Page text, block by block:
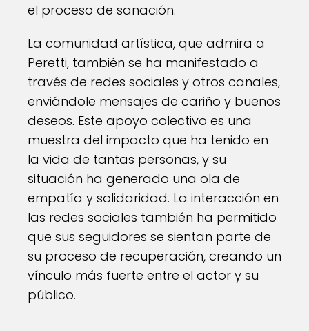
el proceso de sanación.
La comunidad artística, que admira a
Peretti, también se ha manifestado a
través de redes sociales y otros canales,
enviándole mensajes de cariño y buenos
deseos. Este apoyo colectivo es una
muestra del impacto que ha tenido en
la vida de tantas personas, y su
situación ha generado una ola de
empatía y solidaridad. La interacción en
las redes sociales también ha permitido
que sus seguidores se sientan parte de
su proceso de recuperación, creando un
vínculo más fuerte entre el actor y su
público.